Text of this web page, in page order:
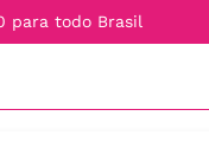
para todo Brasil